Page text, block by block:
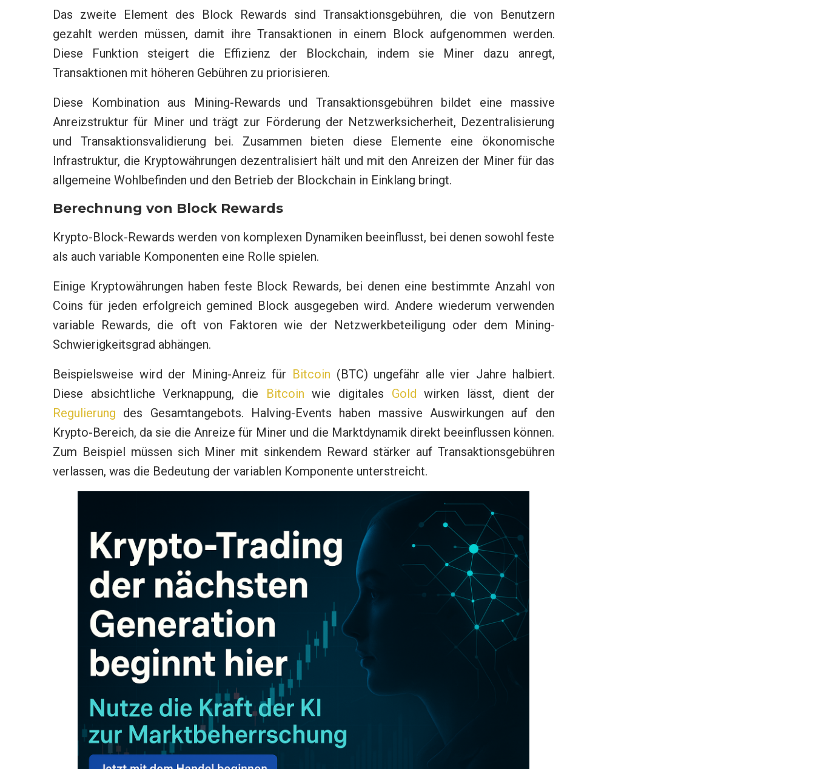
Das zweite Element des Block Rewards sind Transaktionsgebühren, die von Benutzern
gezahlt werden müssen, damit ihre Transaktionen in einem Block aufgenommen werden.
Diese Funktion steigert die Effizienz der Blockchain, indem sie Miner dazu anregt,
Transaktionen mit höheren Gebühren zu priorisieren.
Diese Kombination aus Mining-Rewards und Transaktionsgebühren bildet eine massive
Anreizstruktur für Miner und trägt zur Förderung der Netzwerksicherheit, Dezentralisierung
und Transaktionsvalidierung bei. Zusammen bieten diese Elemente eine ökonomische
Infrastruktur, die Kryptowährungen dezentralisiert hält und mit den Anreizen der Miner für das
allgemeine Wohlbefinden und den Betrieb der Blockchain in Einklang bringt.
Berechnung von Block Rewards
Krypto-Block-Rewards werden von komplexen Dynamiken beeinflusst, bei denen sowohl feste
als auch variable Komponenten eine Rolle spielen.
Einige Kryptowährungen haben feste Block Rewards, bei denen eine bestimmte Anzahl von
Coins für jeden erfolgreich gemined Block ausgegeben wird. Andere wiederum verwenden
variable Rewards, die oft von Faktoren wie der Netzwerkbeteiligung oder dem Mining-
Schwierigkeitsgrad abhängen.
Beispielsweise wird der Mining-Anreiz für Bitcoin (BTC) ungefähr alle vier Jahre halbiert.
Diese absichtliche Verknappung, die Bitcoin wie digitales Gold wirken lässt, dient der
Regulierung des Gesamtangebots. Halving-Events haben massive Auswirkungen auf den
Krypto-Bereich, da sie die Anreize für Miner und die Marktdynamik direkt beeinflussen können.
Zum Beispiel müssen sich Miner mit sinkendem Reward stärker auf Transaktionsgebühren
verlassen, was die Bedeutung der variablen Komponente unterstreicht.